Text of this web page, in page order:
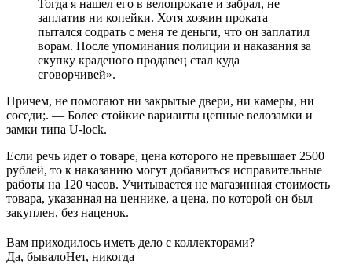
Тогда я нашел его в велопрокате и забрал, не
заплатив ни копейки. Хотя хозяин проката
пытался содрать с меня те деньги, что он заплатил
ворам. После упоминания полиции и наказания за
скупку краденого продавец стал куда
сговорчивей».
Причем, не помогают ни закрытые двери, ни камеры, ни
соседи;. — Более стойкие варианты цепные велозамки и
замки типа U-lock.
Если речь идет о товаре, цена которого не превышает 2500
рублей, то к наказанию могут добавиться исправительные
работы на 120 часов. Учитывается не магазинная стоимость
товара, указанная на ценнике, а цена, по которой он был
закуплен, без наценок.
Вам приходилось иметь дело с коллекторами?
Да, бывалоНет, никогда